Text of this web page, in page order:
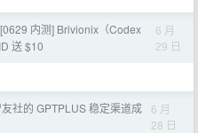
[0629 内测] Brivionix（Codex
送 $10
6 月
29 日
社的 GPTPLUS 稳定渠道成
6 月
28 日